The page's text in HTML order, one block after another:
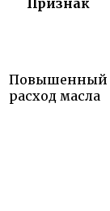
Повышенный
расход масла